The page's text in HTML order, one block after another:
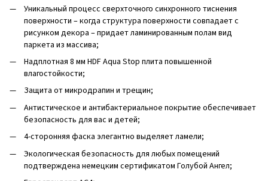
Уникальный процесс сверхточного синхронного тиснения
поверхности – когда структура поверхности совпадает с
рисунком декора – придает ламинированным полам вид
паркета из массива;
Надплотная 8 мм HDF Aqua Stop плита повышенной
влагостойкости;
Защита от микродрапин и трещин;
Антистическое и антибактериальное покрытие обеспечивает
безопасность для вас и детей;
4-сторонняя фаска элегантно выделяет ламели;
Экологическая безопасность для любых помещений
подтверждена немецким сертификатом Голубой Ангел;